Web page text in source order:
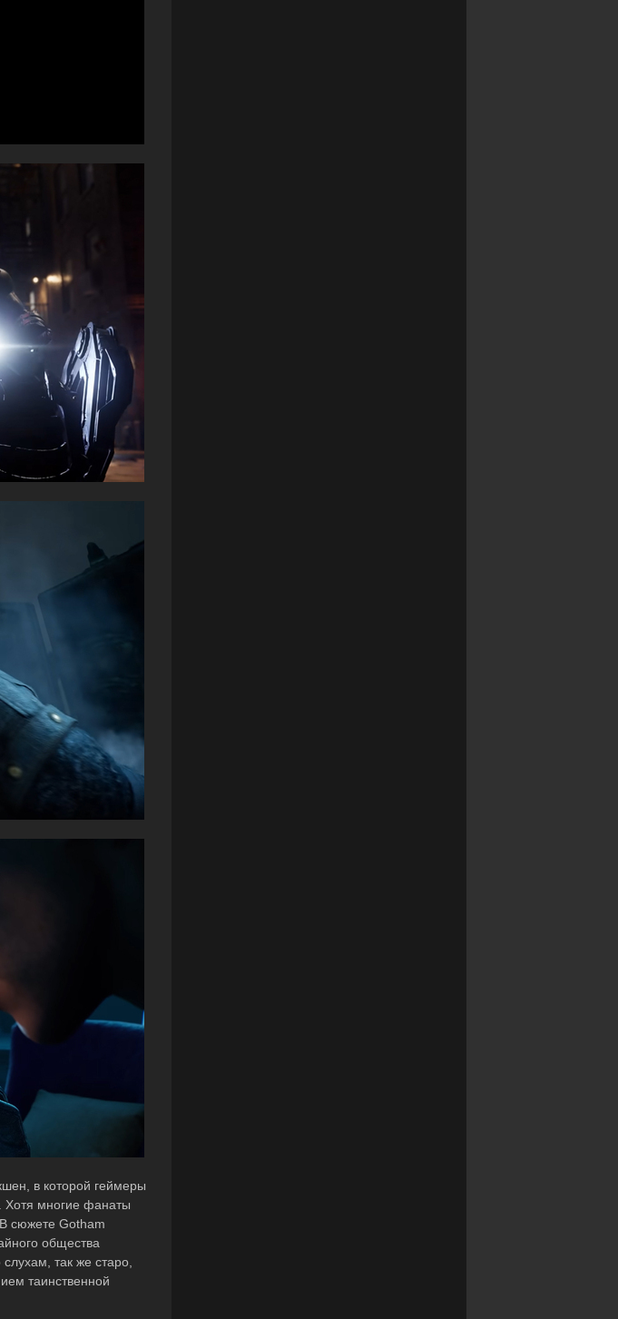
в которой геймеры
Хотя многие фанаты
сюжете Gotham
общества
так же старо,
таинственной